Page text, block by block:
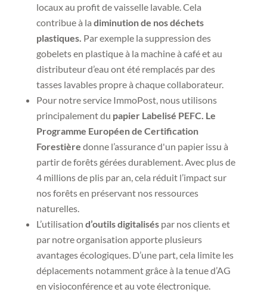
locaux au profit de vaisselle lavable. Cela
contribue à la diminution de nos déchets
plastiques. Par exemple la suppression des
gobelets en plastique à la machine à café et au
distributeur d’eau ont été remplacés par des
tasses lavables propre à chaque collaborateur.
Pour notre service ImmoPost, nous utilisons
principalement du papier Labelisé PEFC. Le
Programme Européen de Certification
Forestière donne l’assurance d'un papier issu à
partir de forêts gérées durablement. Avec plus de
4 millions de plis par an, cela réduit l’impact sur
nos forêts en préservant nos ressources
naturelles.
L’utilisation d’outils digitaliséspar nos clients et
par notre organisation apporte plusieurs
avantages écologiques. D’une part, cela limite les
déplacements notamment grâce à la tenue d’AG
en visioconférence et au vote électronique.